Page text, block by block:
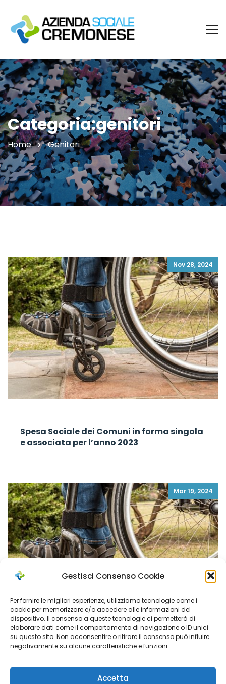
Gestisci Consenso Cookie
Per fornire le migliori esperienze, utilizziamo tecnologie come i
cookie per memorizzare e/o accedere alle informazioni del
dispositivo. Il consenso a queste tecnologie ci permetterà di
elaborare dati come il comportamento di navigazione o ID unici
su questo sito. Non acconsentire o ritirare il consenso può influire
negativamente su alcune caratteristiche e funzioni.
Accetta
Categoria:genitori
Home Genitori
Nov 28, 2024
Spesa Sociale dei Comuni in forma singola
e associata per l’anno 2023
Mar 19, 2024
famiglie di giovani adulti con disabilità